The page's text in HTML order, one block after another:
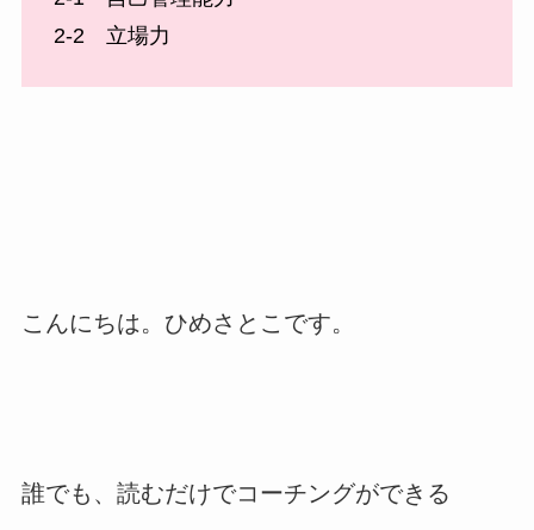
2-2 立場力
こんにちは。ひめさとこです。
誰でも、読むだけでコーチングができる